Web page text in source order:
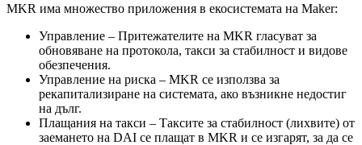
MKR има множество приложения в екосистемата на Maker:
Управление – Притежателите на MKR гласуват за
обновяване на протокола, такси за стабилност и видове
обезпечения.
Управление на риска – MKR се използва за
рекапитализиране на системата, ако възникне недостиг
на дълг.
Плащания на такси – Таксите за стабилност (лихвите) от
заемането на DAI се плащат в MKR и се изгарят, за да се